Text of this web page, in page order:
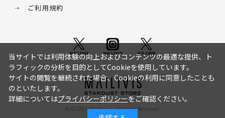
ご利用規約
© STARDUST HD. inc. All Rights Reserved.
当サイトでは利用体験の向上およびコンテンツの最適な提供、ト
ラフィックの分析を目的としてCookieを使用しています。
サイトの閲覧を継続された場合、Cookieの利用に同意したことも
のといたします。
詳細についてはプライバシーポリシーをご確認ください。